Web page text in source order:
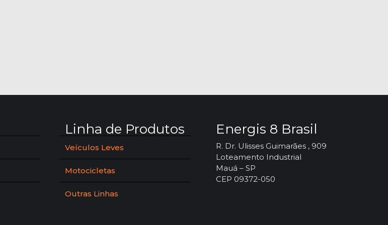
Linha de Produtos
Veículos Leves
Motocicletas
Outras Linhas
Energis 8 Brasil
R. Dr. Ulisses Guimarães , 909
Loteamento Industrial
Mauá – SP
CEP 09372-050